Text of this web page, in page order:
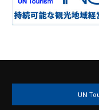
UN